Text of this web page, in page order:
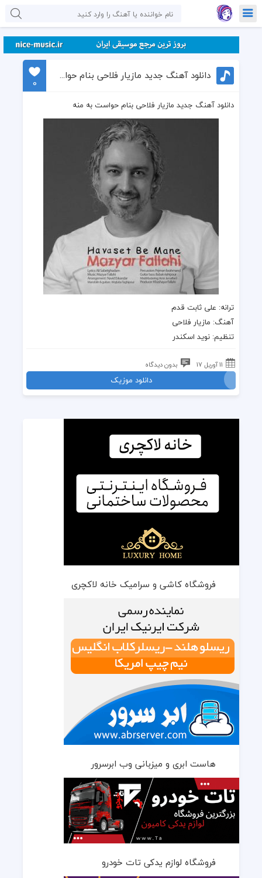
دانلود آهنگ جدید مازیار فلاحی بنام حواست به منه
0
دانلود آهنگ جدید مازیار فلاحی بنام حواست به منه
ترانه: علی ثابت قدم
آهنگ: مازیار فلاحی
تنظیم: نوید اسکندر
11 آوریل 17 بدون دیدگاه
دانلود موزیک
فروشگاه کاشی و سرامیک خانه لاکچری
هاست ابری و میزبانی وب ابرسرور
فروشگاه لوازم یدکی تات خودرو